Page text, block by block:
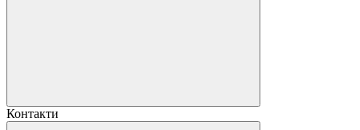
Контакти